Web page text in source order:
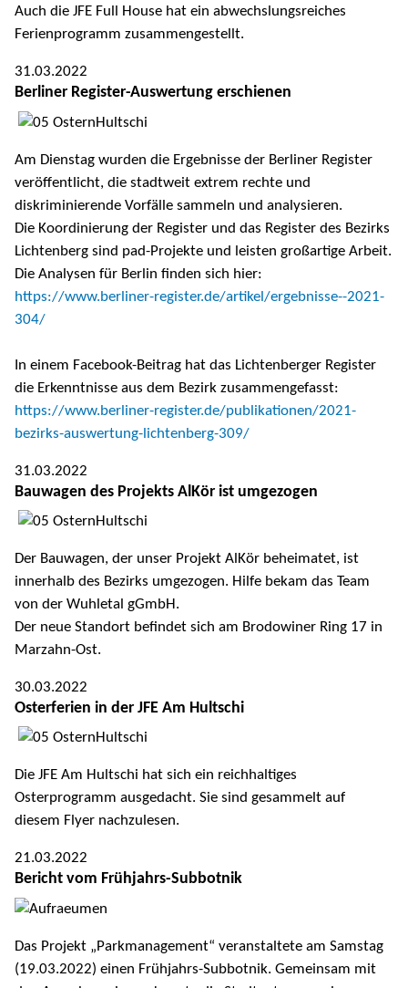
Auch die JFE Full House hat ein abwechslungsreiches
Ferienprogramm zusammengestellt.
31.03.2022
Berliner Register-Auswertung erschienen
Am Dienstag wurden die Ergebnisse der Berliner Register
veröffentlicht, die stadtweit extrem rechte und
diskriminierende Vorfälle sammeln und analysieren.
Die Koordinierung der Register und das Register des Bezirks
Lichtenberg sind pad-Projekte und leisten großartige Arbeit.
Die Analysen für Berlin finden sich hier:
https://www.berliner-register.de/artikel/ergebnisse--2021-
304/
In einem Facebook-Beitrag hat das Lichtenberger Register
die Erkenntnisse aus dem Bezirk zusammengefasst:
https://www.berliner-register.de/publikationen/2021-
bezirks-auswertung-lichtenberg-309/
31.03.2022
Bauwagen des Projekts AlKör ist umgezogen
Der Bauwagen, der unser Projekt AlKör beheimatet, ist
innerhalb des Bezirks umgezogen. Hilfe bekam das Team
von der Wuhletal gGmbH.
Der neue Standort befindet sich am Brodowiner Ring 17 in
Marzahn-Ost.
30.03.2022
Osterferien in der JFE Am Hultschi
Die JFE Am Hultschi hat sich ein reichhaltiges
Osterprogramm ausgedacht. Sie sind gesammelt auf
diesem Flyer nachzulesen.
21.03.2022
Bericht vom Frühjahrs-Subbotnik
Das Projekt „Parkmanagement“ veranstaltete am Samstag
(19.03.2022) einen Frühjahrs-Subbotnik. Gemeinsam mit